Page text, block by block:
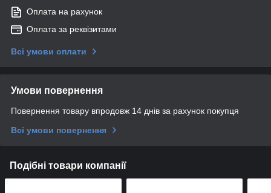
Оплата на рахунок
Оплата за реквізитами
Всі умови оплати
Умови повернення
Повернення товару впродовж 14 днів за рахунок покупця
Всі умови повернення
Подібні товари компанії